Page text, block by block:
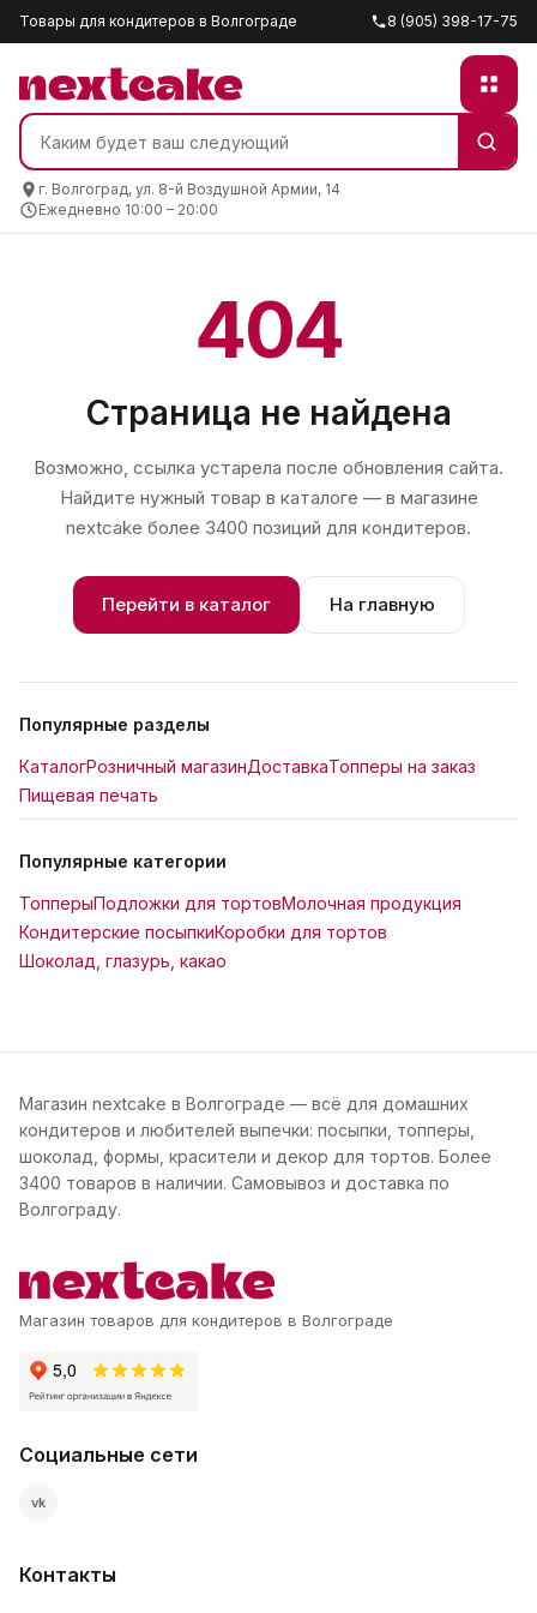
Товары для кондитеров в Волгограде 8 (905) 398-17-75
г. Волгоград, ул. 8-й Воздушной Армии, 14
Ежедневно 10:00 – 20:00
404
Страница не найдена
Возможно, ссылка устарела после обновления сайта.
Найдите нужный товар в каталоге — в магазине
nextcake более 3400 позиций для кондитеров.
Перейти в каталог На главную
Популярные разделы
КаталогРозничный магазинДоставкаТопперы на заказ
Пищевая печать
Популярные категории
ТопперыПодложки для тортовМолочная продукция
Кондитерские посыпкиКоробки для тортов
Шоколад, глазурь, какао
Магазин nextcake в Волгограде — всё для домашних
кондитеров и любителей выпечки: посыпки, топперы,
шоколад, формы, красители и декор для тортов. Более
3400 товаров в наличии. Самовывоз и доставка по
Волгограду.
Магазин товаров для кондитеров в Волгограде
Социальные сети
vk
Контакты